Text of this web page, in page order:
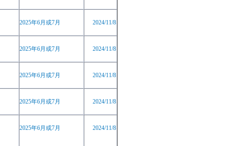
2025年6月或7月 2024/11/8
2025年6月或7月 2024/11/8
2025年6月或7月 2024/11/8
2025年6月或7月 2024/11/8
2025年6月或7月 2024/11/8